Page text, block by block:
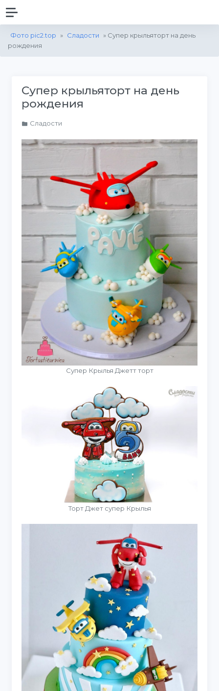
Фото pic2.top » Сладости
» Супер крыльяторт на день
рождения
Супер крыльяторт на день
рождения
Сладости
Супер Крылья Джетт торт
Торт Джет супер Крылья